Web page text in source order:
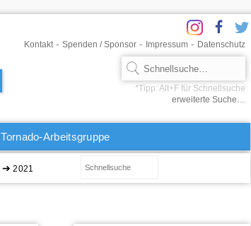
Kontakt - Spenden / Sponsor - Impressum - Datenschutz
erweiterte Suche…
Tornado-Arbeitsgruppe
➔ 2021